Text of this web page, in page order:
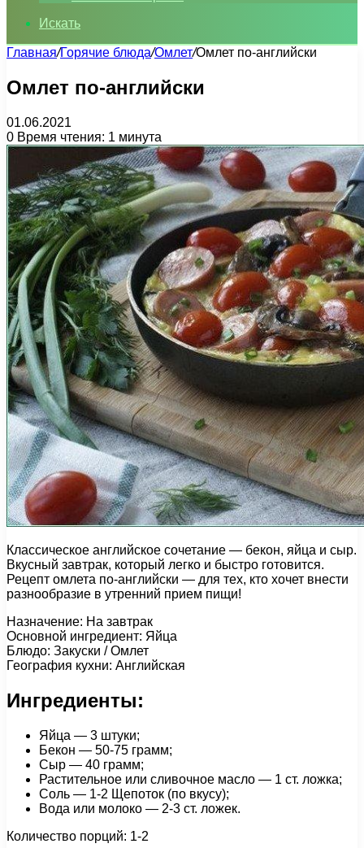
Искать
Главная/Горячие блюда/Омлет/Омлет по-английски
Омлет по-английски
01.06.2021
0 Время чтения: 1 минута
Классическое английское сочетание — бекон, яйца и сыр.
Вкусный завтрак, который легко и быстро готовится.
Рецепт омлета по-английски — для тех, кто хочет внести
разнообразие в утренний прием пищи!
Назначение: На завтрак
Основной ингредиент: Яйца
Блюдо: Закуски / Омлет
География кухни: Английская
Ингредиенты:
Яйца — 3 штуки;
Бекон — 50-75 грамм;
Сыр — 40 грамм;
Растительное или сливочное масло — 1 ст. ложка;
Соль — 1-2 Щепоток (по вкусу);
Вода или молоко — 2-3 ст. ложек.
Количество порций: 1-2